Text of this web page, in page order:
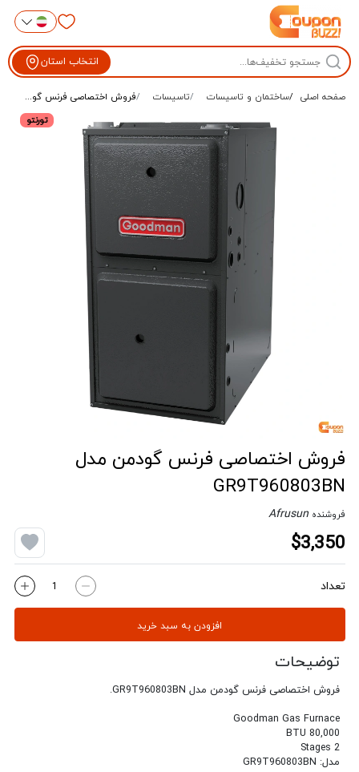
انتخاب استان
صفحه اصلی ساختمان و تاسیسات تاسیسات فروش اختصاصی فرنس گو...
تورنتو
فروش اختصاصی فرنس گودمن مدل
GR9T960803BN
فروشنده Afrusun
$3,350
تعداد
افزودن به سبد خرید
توضیحات
فروش اختصاصی فرنس گودمن مدل GR9T960803BN.
Goodman Gas Furnace
80,000 BTU
2 Stages
مدل: GR9T960803BN